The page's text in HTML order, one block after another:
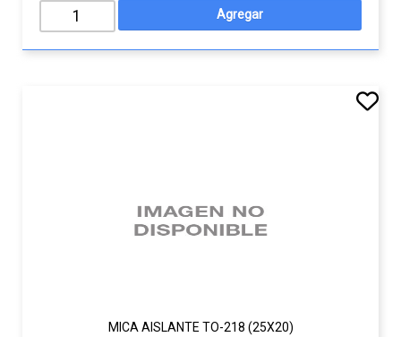
MICA AISLANTE TO-218 (25X20)